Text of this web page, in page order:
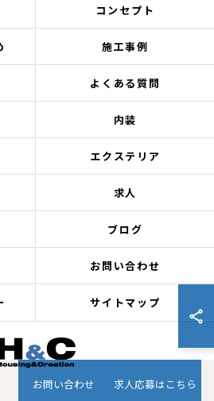
お問い合わせ 求人応募はこちら
コンセプト
施工事例
よくある質問
内装
エクステリア
求人
ブログ
お問い合わせ
サイトマップ
なら株式会社H&C ALL RIGHTS RESERVED.